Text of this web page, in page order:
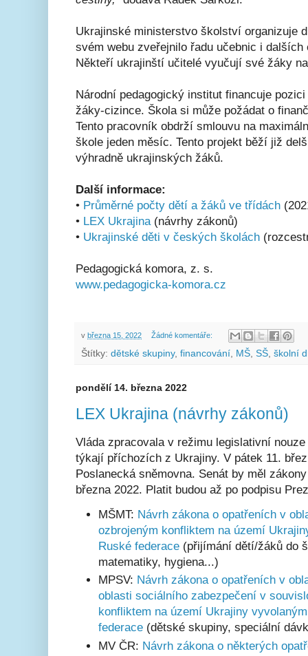
Ukrajinské ministerstvo školství organizuje
svém webu zveřejnilo řadu učebnic i
Někteří ukrajinští učitelé vyučují své žáky
Národní pedagogický institut financuje
žáky-cizince. Škola si může požádat o
Tento pracovník obdrží smlouvu na
škole jeden měsíc. Tento projekt běží již
výhradně ukrajinských žáků.
Další informace:
• Průměrné počty dětí a žáků ve třídách
• LEX Ukrajina (návrhy zákonů)
• Ukrajinské děti v českých školách
Pedagogická komora, z. s.
www.pedagogicka-komora.cz
v března 15, 2022 Žádné komentáře:
Štítky: dětské skupiny, financování, MŠ, SŠ, školní
pondělí 14. března 2022
LEX Ukrajina (návrhy zákonů)
Vláda zpracovala v režimu legislativní
týkají příchozích z Ukrajiny. V pátek 11.
Poslanecká sněmovna. Senát by měl
března 2022. Platit budou až po podpisu
MŠMT: Návrh zákona o opatřeních v
ozbrojeným konfliktem na území
Ruské federace (přijímání dětí/žáků do
matematiky, hygiena...)
MPSV: Návrh zákona o opatřeních v
oblasti sociálního zabezpečení v
konfliktem na území Ukrajiny
federace (dětské skupiny, speciální
MV ČR: Návrh zákona o některých